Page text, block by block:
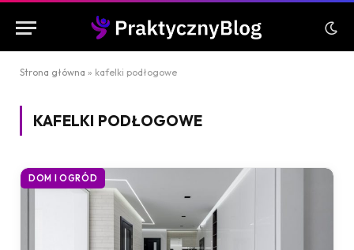
Strona główna » kafelki podłogowe
KAFELKI PODŁOGOWE
DOM I OGRÓD